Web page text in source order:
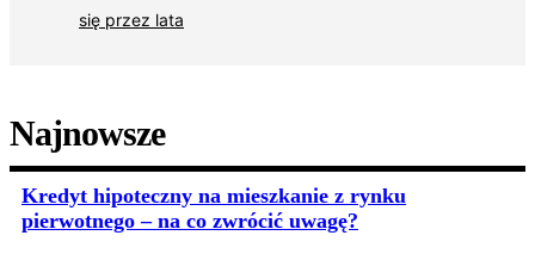
się przez lata
Najnowsze
Kredyt hipoteczny na mieszkanie z rynku
pierwotnego – na co zwrócić uwagę?